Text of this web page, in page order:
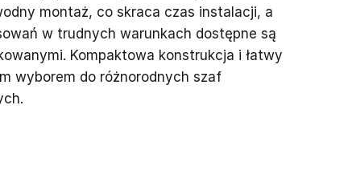
montaż, co skraca czas instalacji, a
w trudnych warunkach dostępne są
Kompaktowa konstrukcja i łatwy
wyborem do różnorodnych szaf